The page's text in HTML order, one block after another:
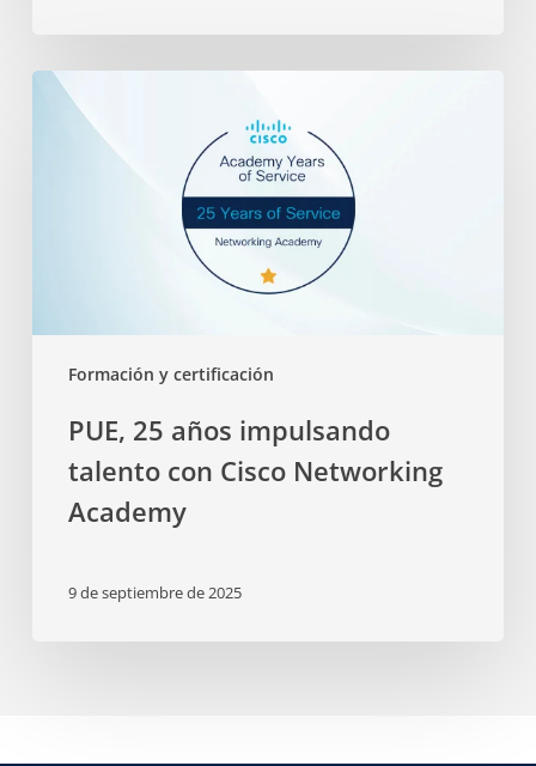
Formación y certificación
PUE, 25 años impulsando
talento con Cisco Networking
Academy
9 de septiembre de 2025